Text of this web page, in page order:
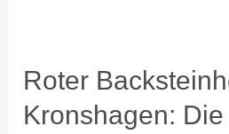
Roter
Kronshagen: Die
Kronshagen:
Die
Wohnungen